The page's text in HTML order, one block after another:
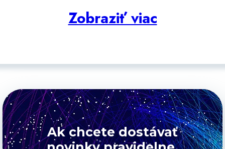
Zobraziť viac
Ak chcete dostávať